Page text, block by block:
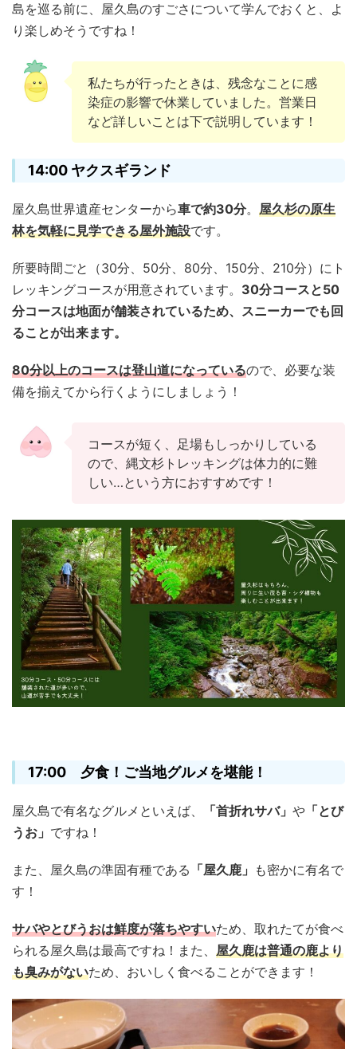
島を巡る前に、屋久島のすごさについて学んでおくと、よ
り楽しめそうですね！
私たちが行ったときは、残念なことに感
染症の影響で休業していました。営業日
など詳しいことは下で説明しています！
14:00 ヤクスギランド
屋久島世界遺産センターから車で約30分。 屋久杉の原生
林を気軽に見学できる屋外施設です。
所要時間ごと（30分、50分、80分、150分、210分）にト
レッキングコースが用意されています。 30分コースと50
分コースは地面が舗装されているため、スニーカーでも回
ることが出来ます。
80分以上のコースは登山道になっているので、必要な装
備を揃えてから行くようにしましょう！
コースが短く、足場もしっかりしている
ので、縄文杉トレッキングは体力的に難
しい…という方におすすめです！
17:00 夕食！ご当地グルメを堪能！
屋久島で有名なグルメといえば、 「首折れサバ」 や 「とび
うお」 ですね！
また、屋久島の準固有種である 「屋久鹿」 も密かに有名で
す！
サバやとびうおは鮮度が落ちやすいため、取れたてが食べ
られる屋久島は最高ですね！また、 屋久鹿は普通の鹿より
も臭みがないため、おいしく食べることができます！